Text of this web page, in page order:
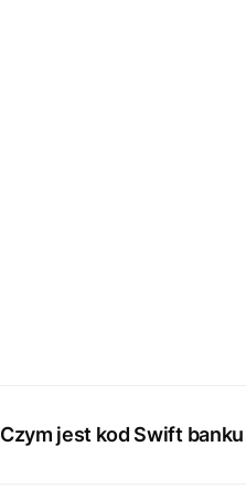
Czym jest kod Swift banku